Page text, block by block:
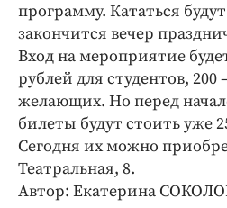
Издания
Медиаперсона
Интересное чтиво
Клиника года
Бренд года
Работодатель года
программу. Кататься
закончится вечер
Вход на мероприятие
рублей для студентов, 200
желающих. Но перед
билеты будут стоить уже
Сегодня их можно
Театральная, 8.
Автор: Екатерина